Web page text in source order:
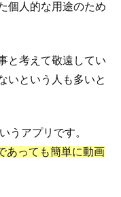
個人的な用途のため
と考えて敬遠してい
いという人も多いと
うアプリです。
あっても簡単に動画